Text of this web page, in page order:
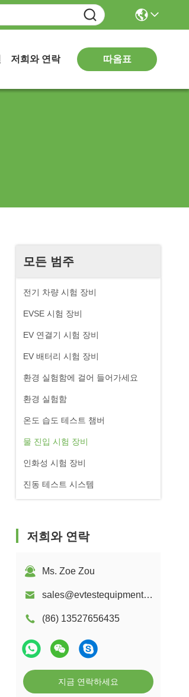
저희와 연락 따옴표
모든 범주
전기 차량 시험 장비
EVSE 시험 장비
EV 연결기 시험 장비
EV 배터리 시험 장비
환경 실험함에 걸어 들어가세요
환경 실험함
온도 습도 테스트 챔버
물 진입 시험 장비
인화성 시험 장비
진동 테스트 시스템
저희와 연락
Ms. Zoe Zou
sales@evtestequipment.com
(86) 13527656435
지금 연락하세요